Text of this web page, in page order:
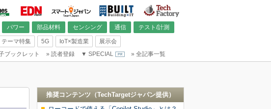
パワー 部品材料 センシング 通信 テスト/計測
テーマ特集 5G IoT×製造業
展示会
ブックレット » 読者登録 ▼ SPECIAL » 全記事一覧
推奨コンテンツ（TechTargetジャパン提供）